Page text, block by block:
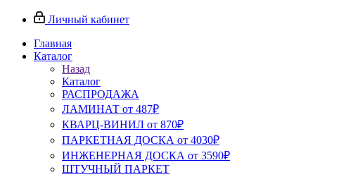
Личный кабинет
Главная
Каталог
Назад
Каталог
РАСПРОДАЖА
ЛАМИНАТ от 487₽
КВАРЦ-ВИНИЛ от 870₽
ПАРКЕТНАЯ ДОСКА от 4030₽
ИНЖЕНЕРНАЯ ДОСКА от 3590₽
ШТУЧНЫЙ ПАРКЕТ